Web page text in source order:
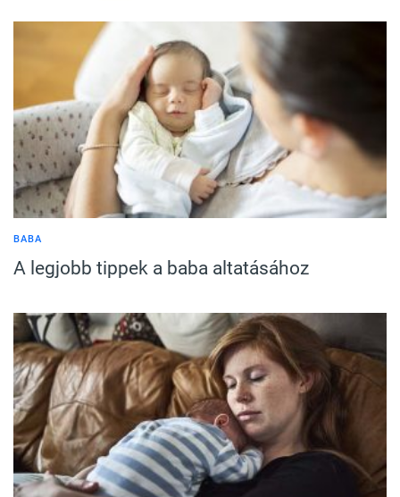
BABA
A legjobb tippek a baba altatásához